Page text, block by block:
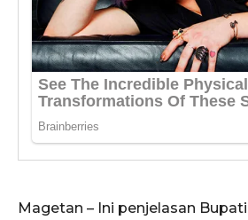
Magetan – Ini penjelasan